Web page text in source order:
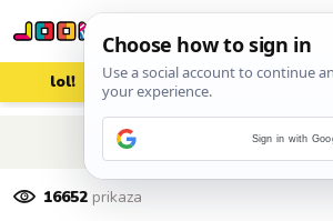
lol! aww vrh!
POVRATAK NA
16652 prikaza
Sign in with